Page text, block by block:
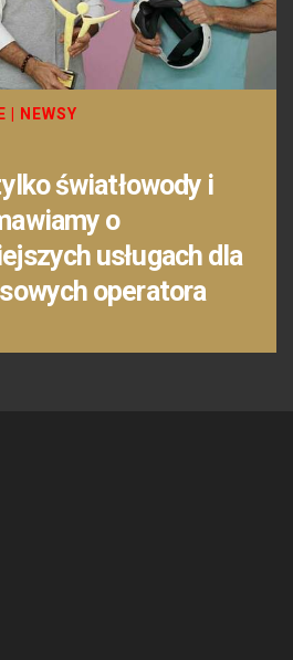
NEWSY
światłowody i
o
usługach dla
operatora